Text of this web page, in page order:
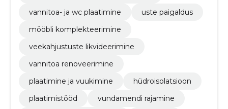
vannitoa- ja wc plaatimine
uste paigaldus
mööbli komplekteerimine
veekahjustuste likvideerimine
vannitoa renoveerimine
plaatimine ja vuukimine
hüdroisolatsioon
plaatimistööd
vundamendi rajamine